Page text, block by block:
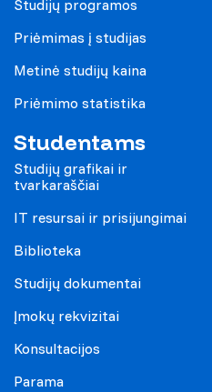
Studijų programos
Priėmimas į studijas
Metinė studijų kaina
Priėmimo statistika
Studentams
Studijų grafikai ir
tvarkaraščiai
IT resursai ir prisijungimai
Biblioteka
Studijų dokumentai
Įmokų rekvizitai
Konsultacijos
Parama